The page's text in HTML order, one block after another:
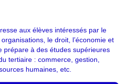
aux élèves intéressés par le
le droit, l’économie et
prépare à des études supérieures
tertiaire : commerce, gestion,
humaines, etc.